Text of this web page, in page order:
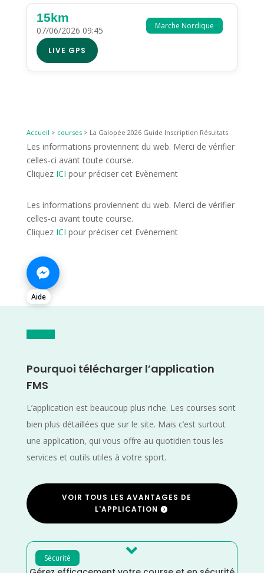
Marche Nordique
15km
07/06/2026 09:45
LIVE GPS
Accueil > courses> La Galopée 2026 Guide Inscription Résultats
Les informations proviennent du web. Merci de vérifier
celles-ci avant toute course.
Cliquez ICI pour préciser cet Evènement
Les informations proviennent du web. Merci de vérifier
celles-ci avant toute course.
Cliquez ICI pour préciser cet Evènement
Aide
Pourquoi télécharger l’application
FMS
L’application est beaucoup plus riche. Les courses sont
bien plus détaillées que sur le site. Mais c’est surtout
une application, qui vous offre au quotidien tous les
services et outils utiles à votre sport.
VOIR TOUS LES AVANTAGES DE
L'APPLICATION
Sécurité 